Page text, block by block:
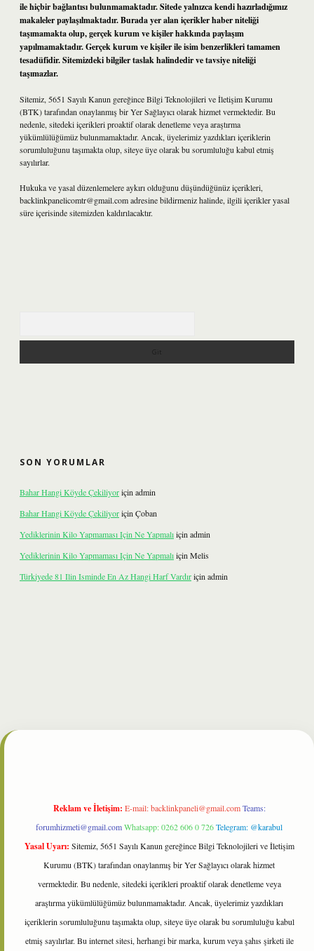
ile hiçbir bağlantısı bulunmamaktadır. Sitede yalnızca kendi hazırladığımız
makaleler paylaşılmaktadır. Burada yer alan içerikler haber niteliği
taşımamakta olup, gerçek kurum ve kişiler hakkında paylaşım
yapılmamaktadır. Gerçek kurum ve kişiler ile isim benzerlikleri tamamen
tesadüfidir. Sitemizdeki bilgiler taslak halindedir ve tavsiye niteliği
taşımazlar.
Sitemiz, 5651 Sayılı Kanun gereğince Bilgi Teknolojileri ve İletişim Kurumu
(BTK) tarafından onaylanmış bir Yer Sağlayıcı olarak hizmet vermektedir. Bu
nedenle, sitedeki içerikleri proaktif olarak denetleme veya araştırma
yükümlülüğümüz bulunmamaktadır. Ancak, üyelerimiz yazdıkları içeriklerin
sorumluluğunu taşımakta olup, siteye üye olarak bu sorumluluğu kabul etmiş
sayılırlar.
Hukuka ve yasal düzenlemelere aykırı olduğunu düşündüğünüz içerikleri,
backlinkpanelicomtr@gmail.comadresine bildirmeniz halinde, ilgili içerikler yasal
süre içerisinde sitemizden kaldırılacaktır.
SON YORUMLAR
Bahar Hangi Köyde Çekiliyoriçin admin
Bahar Hangi Köyde Çekiliyoriçin Çoban
Yediklerinin Kilo Yapmaması Için Ne Yapmalıiçin admin
Yediklerinin Kilo Yapmaması Için Ne Yapmalıiçin Melis
Türkiyede 81 Ilin Isminde En Az Hangi Harf Vardıriçin admin
Reklam ve İletişim: E-mail:backlinkpaneli@gmail.com Teams:
forumhizmeti@gmail.comWhatsapp: 0262 606 0 726Telegram: @karabul
Yasal Uyarı: Sitemiz, 5651 Sayılı Kanun gereğince Bilgi Teknolojileri ve İletişim
Kurumu (BTK) tarafından onaylanmış bir Yer Sağlayıcı olarak hizmet
vermektedir. Bu nedenle, sitedeki içerikleri proaktif olarak denetleme veya
araştırma yükümlülüğümüz bulunmamaktadır. Ancak, üyelerimiz yazdıkları
içeriklerin sorumluluğunu taşımakta olup, siteye üye olarak bu sorumluluğu kabul
etmiş sayılırlar. Bu internet sitesi, herhangi bir marka, kurum veya şahıs şirketi ile